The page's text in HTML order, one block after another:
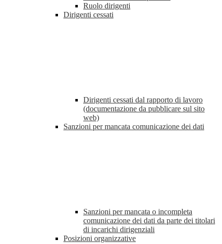
Ruolo dirigenti
Dirigenti cessati
Dirigenti cessati dal rapporto di lavoro
(documentazione da pubblicare sul sito
web)
Sanzioni per mancata comunicazione dei dati
Sanzioni per mancata o incompleta
comunicazione dei dati da parte dei titolari
di incarichi dirigenziali
Posizioni organizzative